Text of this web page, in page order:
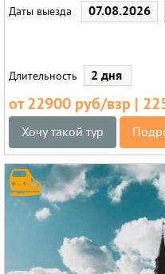
Даты выезда 07.08.2026
Длительность 2 дня
от 22900 руб/взр |
Хочу такой тур